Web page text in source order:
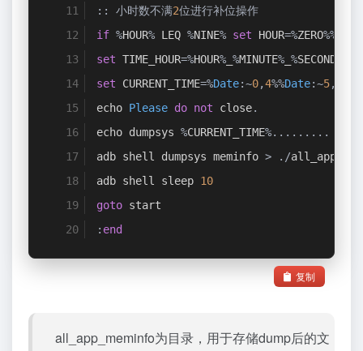
::
小时数不满2位进行补位操作
if %HOUR% LEQ %NINE% set HOUR=%ZERO%%
set TIME_HOUR=%HOUR% %MINUTE% %SECOND
set CURRENT_TIME=%Date:~0,4%%Date:~5,
echo Please do not close.
echo dumpsys %CURRENT_TIME%.........
adb shell dumpsys meminfo > ./
adb shell sleep 10
goto start
: end
复制
all_app_meminfo为目录，用于存储dump后的文